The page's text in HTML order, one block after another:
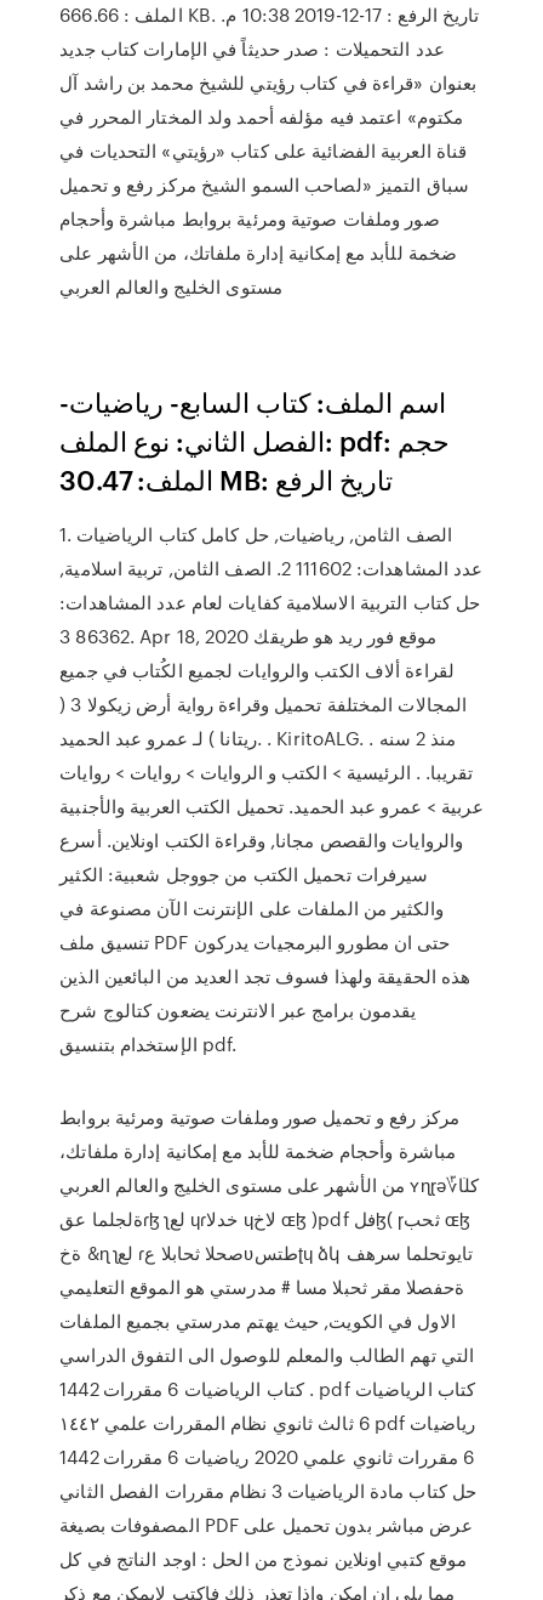
الملف : 666.66 KB. تاريخ الرفع : 17-12-2019 10:38 م.
عدد التحميلات : صدر حديثاً في الإمارات كتاب جديد
بعنوان «قراءة في كتاب رؤيتي للشيخ محمد بن راشد آل
مكتوم» اعتمد فيه مؤلفه أحمد ولد المختار المحرر في
قناة العربية الفضائية على كتاب «رؤيتي» التحديات في
سباق التميز «لصاحب السمو الشيخ مركز رفع و تحميل
صور وملفات صوتية ومرئية بروابط مباشرة وأحجام
ضخمة للأبد مع إمكانية إدارة ملفاتك، من الأشهر على
مستوى الخليج والعالم العربي
اسم الملف: كتاب السابع- رياضيات-
الفصل الثاني: نوع الملف: pdf: حجم
الملف: 30.47 MB: تاريخ الرفع
1. الصف الثامن, رياضيات, حل كامل كتاب الرياضيات
عدد المشاهدات: 111602 2. الصف الثامن, تربية اسلامية,
حل كتاب التربية الاسلامية كفايات لعام عدد المشاهدات:
86362 3. Apr 18, 2020 موقع فور ريد هو طريقك
لقراءة ألاف الكتب والروايات لجميع الكُتاب في جميع
المجالات المختلفة تحميل وقراءة رواية ﺃﺭﺽ ﺯﻳﻜﻮﻻ 3 (
ريتانا ) ﻟـ ﻋﻤﺮﻭ ﻋﺒﺪ ﺍﻟﺤﻤﻴﺪ. . KiritoALG. . منذ 2 سنه
تقريبا. . الرئيسية > الكتب و الروايات > روايات > روايات
عربية > ﻋﻤﺮﻭ ﻋﺒﺪ ﺍﻟﺤﻤﻴﺪ. تحميل الكتب العربية والأجنبية
والروايات والقصص مجانا, وقراءة الكتب اونلاين. أسرع
سيرفرات تحميل الكتب من جووجل شعبية: الكثير
والكثير من الملفات على الإنترنت الآن مصنوعة في
تنسيق ملف PDF حتى ان مطورو البرمجيات يدركون
هذه الحقيقة ولهذا فسوف تجد العديد من البائعين الذين
يقدمون برامج عبر الانترنت يضعون كتالوج شرح
الإستخدام بتنسيق pdf.
مركز رفع و تحميل صور وملفات صوتية ومرئية بروابط
مباشرة وأحجام ضخمة للأبد مع إمكانية إدارة ملفاتك،
من الأشهر على مستوى الخليج والعالم العربي ʏɳɽə؆كلׂا
ةلجلما عقɾɮ ʅلع ɥɾخدلا ɥلاخ ɶɮ )pdf فلɮ( ɼثحب ɶɮ
ةخ &ɳ ʅلع ɾصحلا ثحابلا عʋطتسʈɥ ձկ تايوتحلما سرهف
ةحفصلا مقر ثحبلا مسا # مدرستي هو الموقع التعليمي
الاول في الكويت, حيث يهتم مدرستي بجميع الملفات
التي تهم الطالب والمعلم للوصول الى التفوق الدراسي
. كتاب الرياضيات 6 مقررات 1442 pdf كتاب الرياضيات
6 ثالث ثانوي نظام المقررات علمي ١٤٤٢ pdf رياضيات
6 مقررات ثانوي علمي 2020 رياضيات 6 مقررات 1442
حل كتاب مادة الرياضيات 3 نظام مقررات الفصل الثاني
المصفوفات بصيغة PDF عرض مباشر بدون تحميل على
موقع كتبي اونلاين نموذج من الحل : اوجد الناتج في كل
مما يلي ان امكن واذا تعذر ذلك فاكتب لايمكن مع ذكر